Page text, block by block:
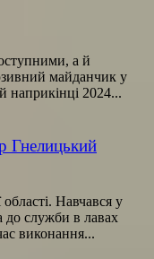
а й
майданчик у
наприкінці 2024...
Гнелицький
Навчався у
до служби в лавах
виконання...